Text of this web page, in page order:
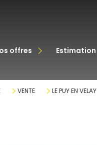
nos offres estimation
VENTE LE PUY EN VELAY